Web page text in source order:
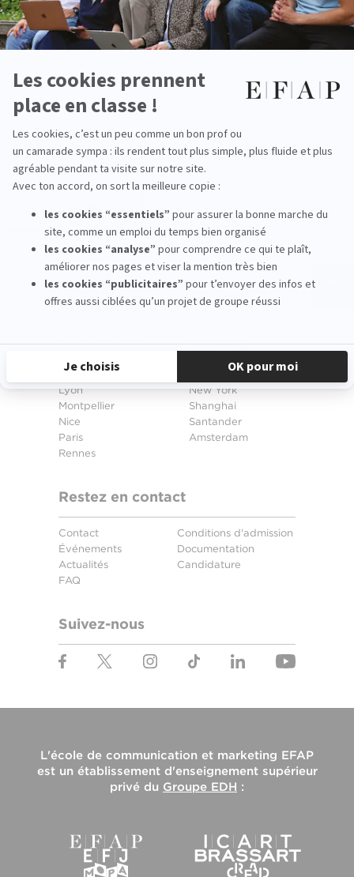
CANDIDATER EN LIGNE - PARCOURS EN ALTERNANCE
Téléchargezla brochure
TÉLÉCHARGER
Nos campus
Aix-en-Provence
Lille
Lyon
Montpellier
Nice
Paris
Rennes
Strasbourg
New York
Shanghai
Santander
Amsterdam
Restez en contact
Contact
Événements
Actualités
FAQ
Conditions d'admission
Documentation
Candidature
Suivez-nous
L'école de communication et marketing EFAP
est un établissement d'enseignement supérieur
privé du Groupe EDH :